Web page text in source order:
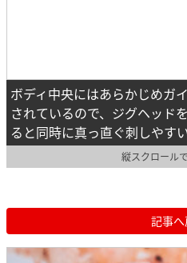
ボディ中央にはあらかじめガ
されているので、ジグヘッド
ると同時に真っ直ぐ刺しやすい
縦スクロール
記事へ